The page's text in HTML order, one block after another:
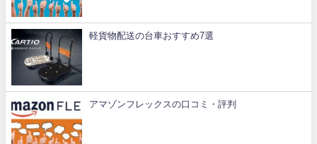
軽貨物配送の台車おすすめ7選
アマゾンフレックスの口コミ・評判